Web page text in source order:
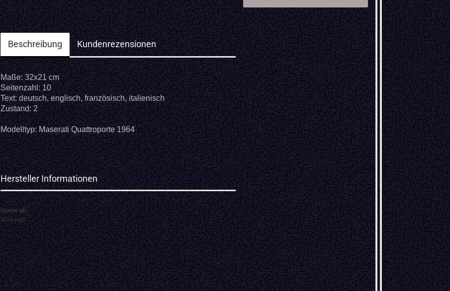
Beschreibung Kundenrezensionen
Maße: 32x21 cm
Seitenzahl: 10
Text: deutsch, englisch, französisch, italienisch
Zustand: 2
Modelltyp: Maserati Quattroporte 1964
Hersteller Informationen
Maserati
Maserati